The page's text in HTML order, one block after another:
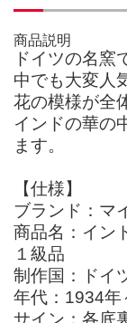
商品説明
ドイツの名窯
中でも大変人
花の模様が全
インドの華の
ます。
【仕様】
ブランド：マ
商品名：イン
１級品
制作国：ドイ
年代：1934年
サイン：各底